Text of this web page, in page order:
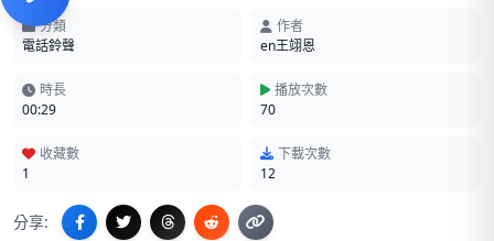
分類
電話鈴聲
作者
en王翊恩
時長
00:29
播放次數
70
收藏數
1
下載次數
12
分享: